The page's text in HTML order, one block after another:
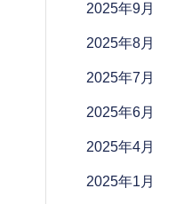
2025年9月
2025年8月
2025年7月
2025年6月
2025年4月
2025年1月